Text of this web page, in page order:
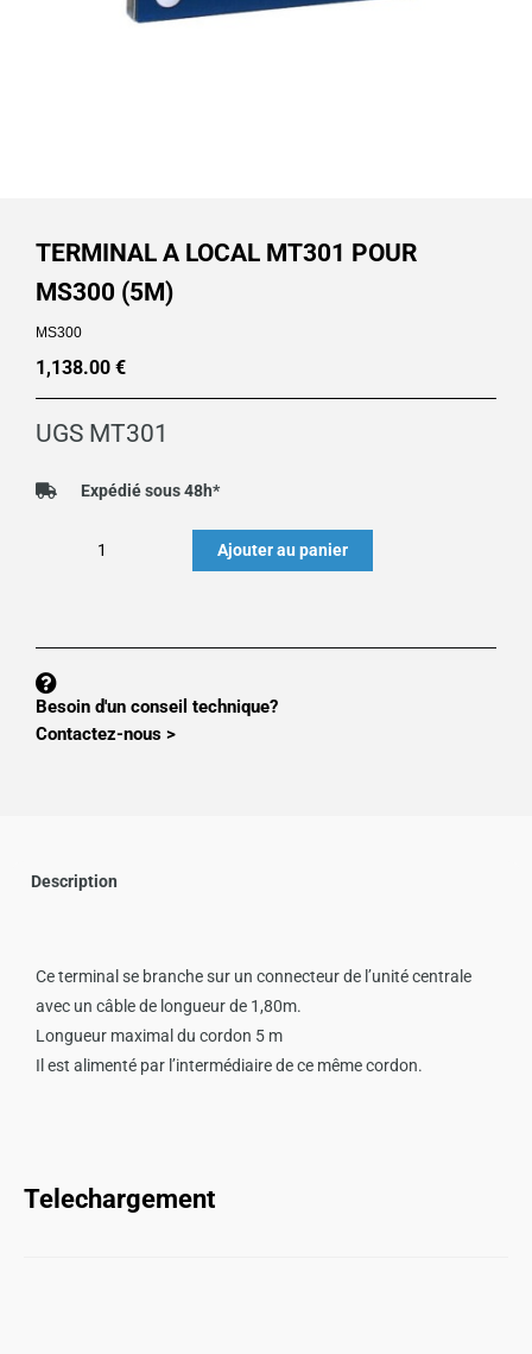
TERMINAL A LOCAL MT301 POUR
MS300 (5M)
MS300
1,138.00 €
UGS MT301
Expédié sous 48h*
MT301
Ajouter au panier
Besoin d'un conseil technique?
Contactez-nous >
Description
Ce terminal se branche sur un connecteur de l’unité centrale
avec un câble de longueur de 1,80m.
Longueur maximal du cordon 5 m
Il est alimenté par l’intermédiaire de ce même cordon.
Telechargement